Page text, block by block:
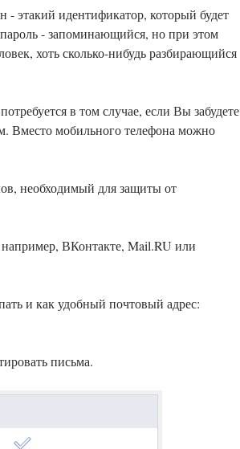
этакий идентификатор, который будет
- запоминающийся, но при этом
хоть сколько-нибудь разбирающийся
в том случае, если Вы забудете
Вместо мобильного телефона можно
необходимый для защиты от
например, ВКонтакте, Mail.RU или
и как удобный почтовый адрес:
письма.